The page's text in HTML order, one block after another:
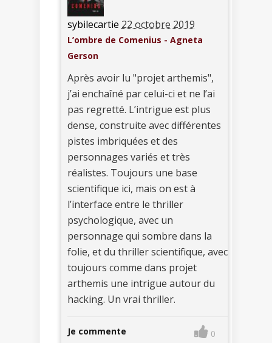
sybilecartie 22 octobre 2019
L’ombre de Comenius - Agneta
Gerson
Après avoir lu "projet arthemis",
j’ai enchaîné par celui-ci et ne l’ai
pas regretté. L’intrigue est plus
dense, construite avec différentes
pistes imbriquées et des
personnages variés et très
réalistes. Toujours une base
scientifique ici, mais on est à
l’interface entre le thriller
psychologique, avec un
personnage qui sombre dans la
folie, et du thriller scientifique, avec
toujours comme dans projet
arthemis une intrigue autour du
hacking. Un vrai thriller.
Je commente 0